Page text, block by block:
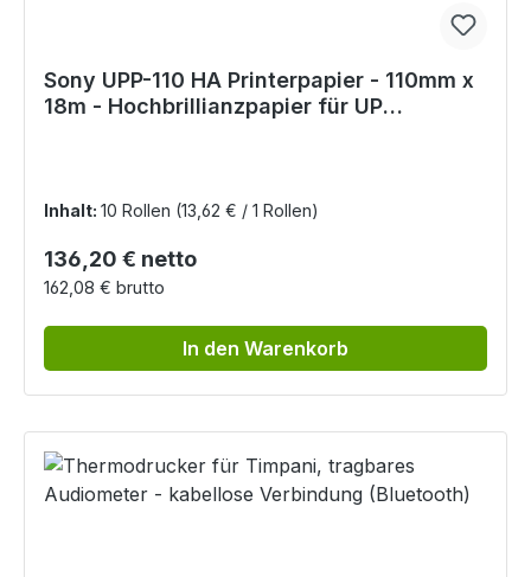
Sony UPP-110 HA Printerpapier - 110mm x
18m - Hochbrillianzpapier für UP
Inhalt: 10 Rollen (13,62 € / 1 Rollen)
Regulärer Preis:
136,20 € netto
162,08 € brutto
In den Warenkorb